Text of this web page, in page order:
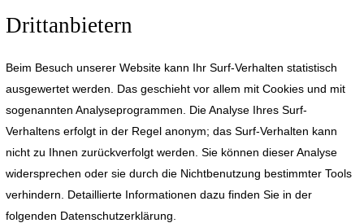
Drittanbietern
Beim Besuch unserer Website kann Ihr Surf-Verhalten statistisch
ausgewertet werden. Das geschieht vor allem mit Cookies und mit
sogenannten Analyseprogrammen. Die Analyse Ihres Surf-
Verhaltens erfolgt in der Regel anonym; das Surf-Verhalten kann
nicht zu Ihnen zurückverfolgt werden. Sie können dieser Analyse
widersprechen oder sie durch die Nichtbenutzung bestimmter Tools
verhindern. Detaillierte Informationen dazu finden Sie in der
folgenden Datenschutzerklärung.